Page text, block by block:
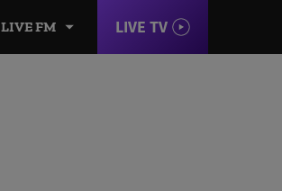
LIVE FM LIVE TV